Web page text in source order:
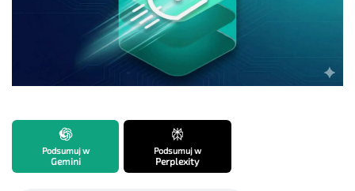
Podsumuj w
Gemini
Podsumuj w
Perplexity